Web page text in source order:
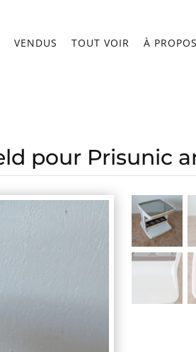
VENDUS TOUT VOIR À
pour Prisunic